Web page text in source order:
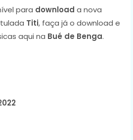
para download a nova
Titi, faça já o download e
aqui na Bué de Benga.